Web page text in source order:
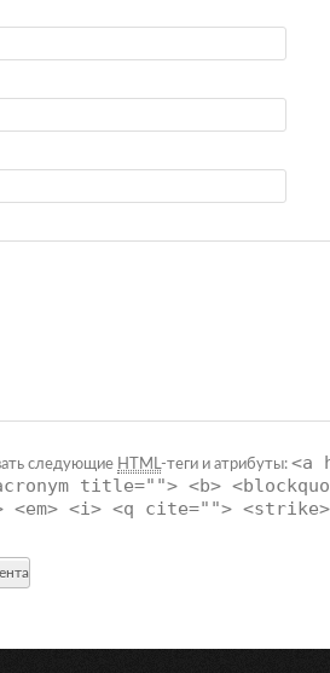
следующие HTML -теги и атрибуты: <a
title=""> <b>
<em> <i> <q cite="">